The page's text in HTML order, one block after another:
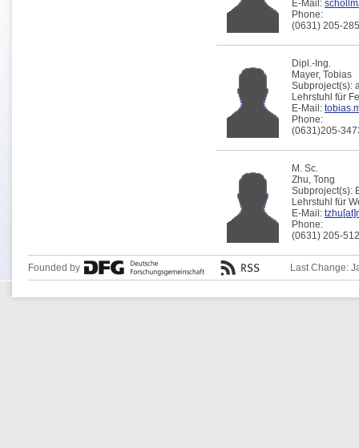
E-Mail:
Phone:
(0631) 205-
Dipl.-Ing.
Mayer, Tobias
Subproject(s):
Lehrstuhl für
E-Mail:
Phone:
(0631)205-
M. Sc.
Zhu, Tong
Subproject(s):
Lehrstuhl für
E-Mail:
Phone:
(0631) 205-
Founded by Last Change: